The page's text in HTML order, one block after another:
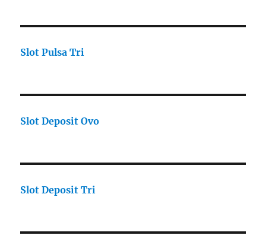
Slot Pulsa Tri
Slot Deposit Ovo
Slot Deposit Tri